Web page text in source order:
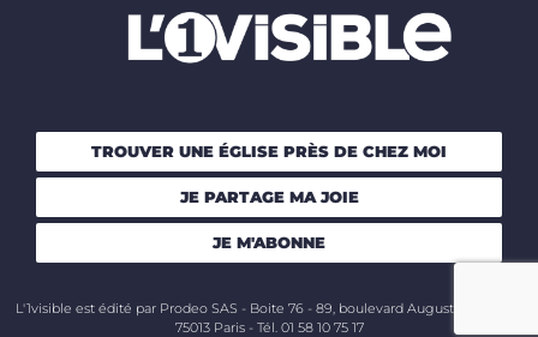
TROUVER UNE ÉGLISE PRÈS DE CHEZ MOI
JE PARTAGE MA JOIE
JE M'ABONNE
L'1visible est édité par Prodeo SAS - Boite 76 - 89, boulevard Auguste Blanqui -
75013 Paris - Tél. 01 58 10 75 17